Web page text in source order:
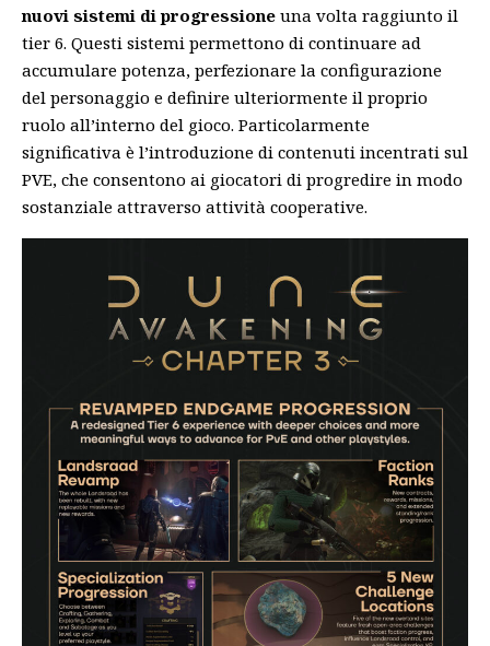
nuovi sistemi di progressione una volta raggiunto il
tier 6. Questi sistemi permettono di continuare ad
accumulare potenza, perfezionare la configurazione
del personaggio e definire ulteriormente il proprio
ruolo all’interno del gioco. Particolarmente
significativa è l’introduzione di contenuti incentrati sul
PVE, che consentono ai giocatori di progredire in modo
sostanziale attraverso attività cooperative.